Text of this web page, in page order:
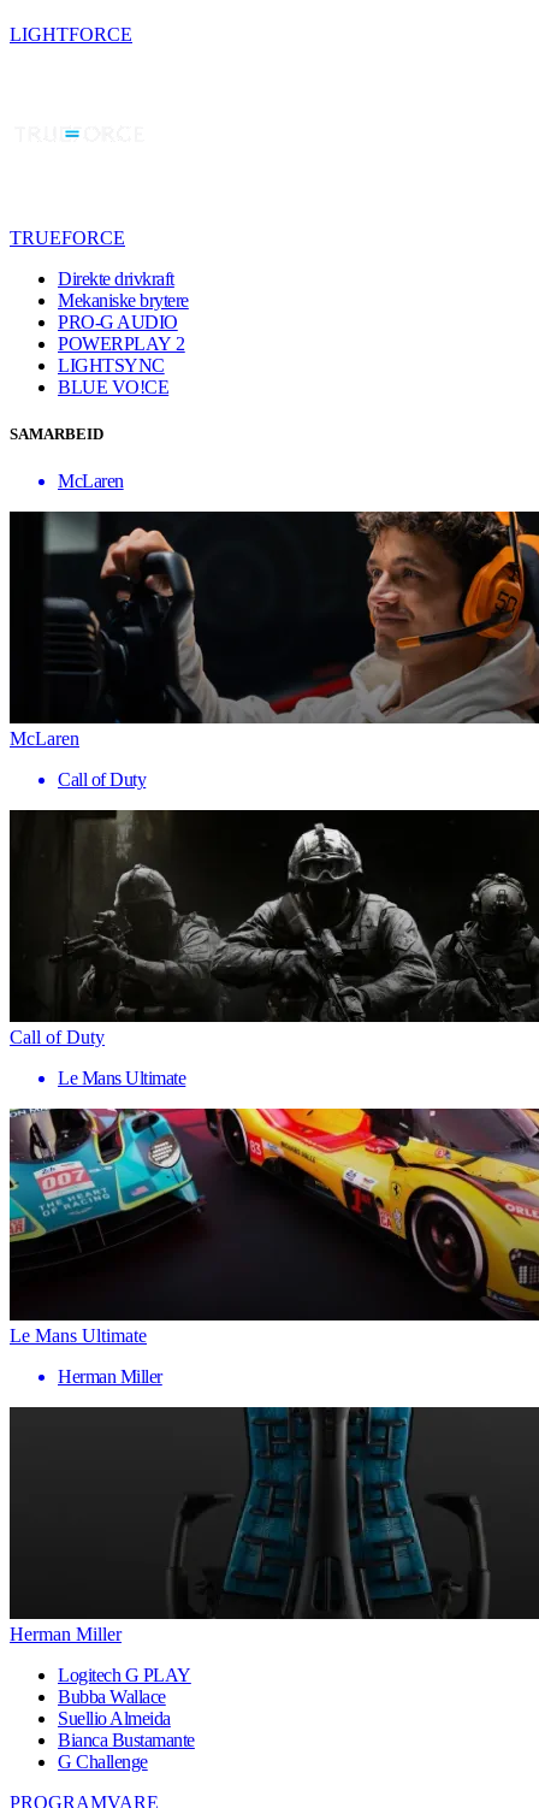
LIGHTFORCE
TRUEFORCE
Direkte drivkraft
Mekaniske brytere
PRO-G AUDIO
POWERPLAY 2
LIGHTSYNC
BLUE VO!CE
SAMARBEID
McLaren
McLaren
Call of Duty
Call of Duty
Le Mans Ultimate
Le Mans Ultimate
Herman Miller
Herman Miller
Logitech G PLAY
Bubba Wallace
Suellio Almeida
Bianca Bustamante
G Challenge
PROGRAMVARE